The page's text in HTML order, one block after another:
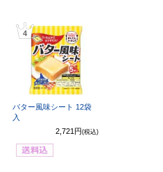
4
バター風味シート 12袋
入
2,721円 (税込)